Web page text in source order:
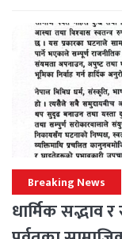
जनाएको छ।
Breaking News
धार्मिक सद्भाव